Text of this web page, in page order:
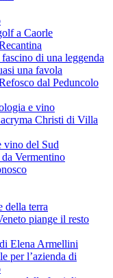
a Caorle
di una leggenda
una favola
dal Peduncolo
e vino
Christi di Villa
vino del Sud
Vermentino
della terra
piange il resto
Elena Armellini
per l’azienda di